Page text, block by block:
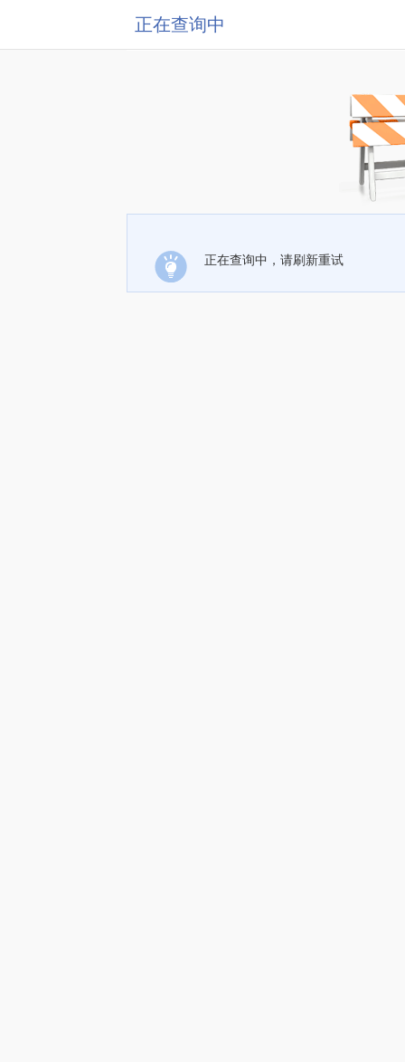
正在查询中
正在查询中，请刷新重试